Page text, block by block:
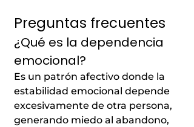
Preguntas frecuentes
¿Qué es la dependencia
emocional?
Es un patrón afectivo donde la
estabilidad emocional depende
excesivamente de otra persona,
generando miedo al abandono,